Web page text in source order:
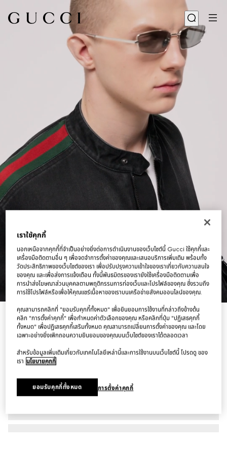
/6
เสื้อแจ็คเก็ต Cotton denim biker jacket with Web
฿113,000
เราใช้คุกกี้
นอกเหนือจากคุกกี้ที่จำเป็นอย่างยิ่งต่อการดำเนินงานของเว็บไซต์นี้ Gucci ใช้คุกกี้และ
เครื่องมือติดตามอื่น ๆ เพื่อจดจำการตั้งค่าของคุณและเสนอบริการเพิ่มเติม พร้อมทั้ง
วัดประสิทธิภาพของเว็บไซต์ของเรา เพื่อปรับปรุงความเข้าใจของเราเกี่ยวกับความสนใจ
ของคุณ และเพื่อส่งการแจ้งเตือน ทั้งนี้พันธมิตรของเรายังใช้เครื่องมือติดตามเพื่อ
การนำส่งโฆษณาส่วนบุคคลตามพฤติกรรมการท่องเว็บและโปรไฟล์ของคุณ ซึ่งรวมถึง
การใช้โปรไฟล์หรือเพื่อให้คุณแชร์เนื้อหาของเราบนเครือข่ายสังคมออนไลน์ของคุณ.
คุณสามารถคลิกที่ "ยอมรับคุกกี้ทั้งหมด" เพื่อยินยอมการใช้งานที่กล่าวถึงข้างต้น
คลิก "การตั้งค่าคุกกี้" เพื่อกำหนดค่าตัวเลือกของคุณ หรือคลิกที่ปุ่ม "ปฏิเสธคุกกี้
ทั้งหมด" เพื่อปฏิเสธคุกกี้เสริมทั้งหมด คุณสามารถเปลี่ยนการตั้งค่าของคุณ และโดย
เฉพาะอย่างยิ่งเพิกถอนความยินยอมของคุณบนเว็บไซต์ของเราได้ตลอดเวลา
สำหรับข้อมูลเพิ่มเติมเกี่ยวกับเทคโนโลยีเหล่านี้และการใช้งานบนเว็บไซต์นี้ โปรดดู ของ
เรา นโยบายคุกกี้
การตั้งค่าคุกกี้
ยอมรับคุกกี้ทั้งหมด